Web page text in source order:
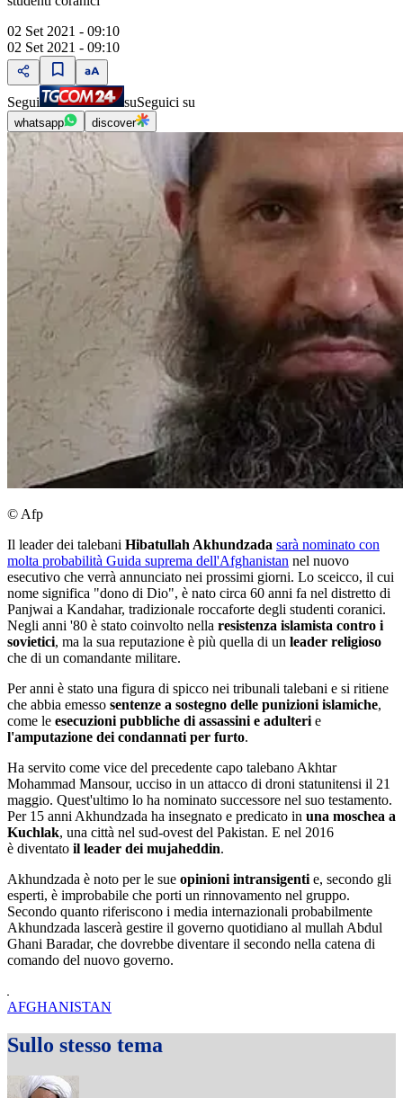
02 Set 2021 - 09:10
02 Set 2021 - 09:10
Segui suSeguici su
whatsapp discover
© Afp
Il leader dei talebani Hibatullah Akhundzada sarà nominato con
molta probabilità Guida suprema dell'Afghanistan nel nuovo
esecutivo che verrà annunciato nei prossimi giorni. Lo sceicco, il cui
nome significa "dono di Dio", è nato circa 60 anni fa nel distretto di
Panjwai a Kandahar, tradizionale roccaforte degli studenti coranici.
Negli anni '80 è stato coinvolto nella resistenza islamista contro i
sovietici, ma la sua reputazione è più quella di un leader religioso
che di un comandante militare.
Per anni è stato una figura di spicco nei tribunali talebani e si ritiene
che abbia emesso sentenze a sostegno delle punizioni islamiche,
come le esecuzioni pubbliche di assassini e adulteri e
l'amputazione dei condannati per furto.
Ha servito come vice del precedente capo talebano Akhtar
Mohammad Mansour, ucciso in un attacco di droni statunitensi il 21
maggio. Quest'ultimo lo ha nominato successore nel suo testamento.
Per 15 anni Akhundzada ha insegnato e predicato in una moschea a
Kuchlak, una città nel sud-ovest del Pakistan. E nel 2016
è diventato il leader dei mujaheddin.
Akhundzada è noto per le sue opinioni intransigenti e, secondo gli
esperti, è improbabile che porti un rinnovamento nel gruppo.
Secondo quanto riferiscono i media internazionali probabilmente
Akhundzada lascerà gestire il governo quotidiano al mullah Abdul
Ghani Baradar, che dovrebbe diventare il secondo nella catena di
comando del nuovo governo.
AFGHANISTAN
Sullo stesso tema